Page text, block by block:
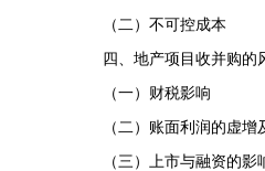
（二）不可控成本
四、地产项目收并购的
（一）财税影响
（二）账面利润的虚增
（三）上市与融资的影